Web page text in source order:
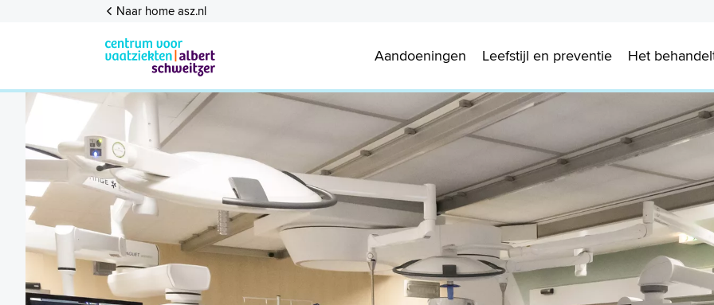
Naar home asz.nl
Aandoeningen Leefstijl en preventie Het